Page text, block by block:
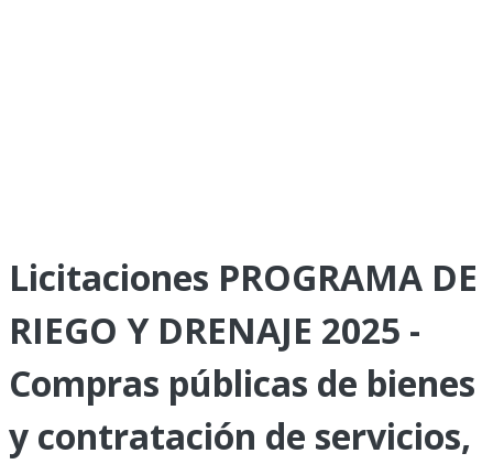
Licitaciones PROGRAMA DE
RIEGO Y DRENAJE 2025 -
Compras públicas de bienes
y contratación de servicios,